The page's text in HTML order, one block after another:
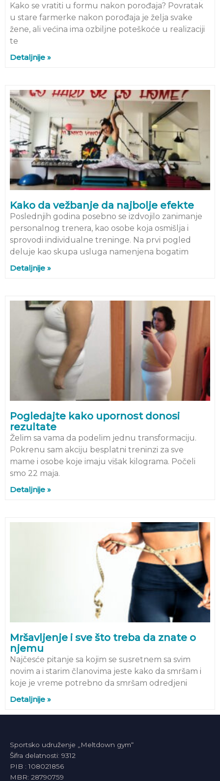
Kako se vratiti u formu nakon porođaja? Povratak
u stare farmerke nakon porođaja je želja svake
žene, ali većina ima ozbiljne poteškoće u realizaciji
te
Detaljnije »
Kako da vežbanje da najbolje efekte
Poslednjih godina posebno se izdvojilo zanimanje
personalnog trenera, kao osobe koja osmišlja i
sprovodi individualne treninge. Na prvi pogled
deluje kao skupa usluga namenjena bogatim
Detaljnije »
Pogledajte kako upornost donosi
rezultate
Želim sa vama da podelim jednu transformaciju.
Pokrenu sam akciju besplatni treninzi za sve
mame i osobe koje imaju višak kilograma. Počeli
smo 22 maja.
Detaljnije »
Mršavljenje i sve što treba da znate o
njemu
Najčesće pitanje sa kojim se susretnem sa svim
novim a i starim članovima jeste kako da smršam i
koje je vreme potrebno da smršam odredjeni
Detaljnije »
Sportsko udruženje „Meltdown gym“
Šifra delatnosti: 9312
PIB : 108021856
MBR: 28790759